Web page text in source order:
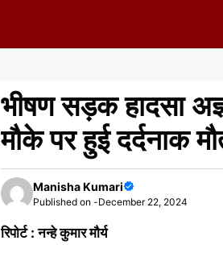
भीषण सड़क हादसा
मौके पर हुई दर्दनाक
Manisha Kumari
Published on -December 22, 2024
रिपोर्ट : नन्हे कुमार मौर्य